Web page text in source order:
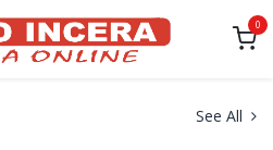
0
See All